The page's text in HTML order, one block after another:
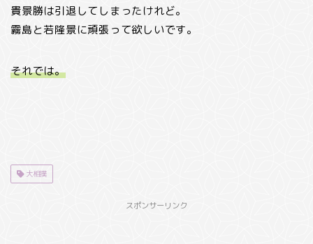
貴景勝は引退してしまったけれど。
霧島と若隆景に頑張って欲しいです。
それでは。
大相撲
スポンサーリンク